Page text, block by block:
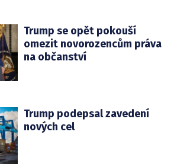
Trump se opět pokouší
omezit novorozencům práva
na občanství
Trump podepsal zavedení
nových cel